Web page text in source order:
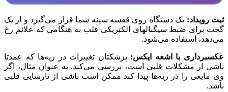
ثبت رویداد: یک دستگاه روی قفسه سینه شما قرار می‌گیرد و از یک
گجت برای ضبط سیگنالهای الکتریکی قلب به هنگامی که علائم رخ
می‌دهد، استفاده می‌شود.
عکسبرداری با اشعه ایکس: پزشکتان تغییرات در ریه‌ها که عمدتا
ناشی از مشکلات قلبی است، بررسی می‌کند. به عنوان مثال، اگر
وی مایعی را در ریه‌ها پیدا کند ممکن است ناشی از نارسایی قلبی
باشد.